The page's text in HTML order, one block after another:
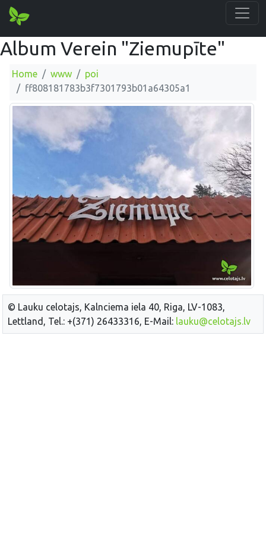
Album Verein "Ziemupīte"
Home www
poi
ff808181783b3f7301793b01a64305a1
© Lauku celotajs, Kalnciema iela 40, Riga, LV-1083,
Lettland, Tel.: +(371) 26433316, E-Mail: lauku@celotajs.lv